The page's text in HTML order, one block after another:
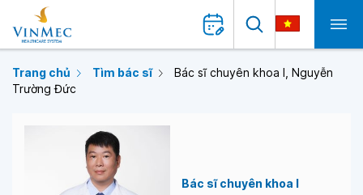
Trang chủ Tìm bác sĩ
Bác sĩ chuyên khoa I, Nguyễn
Trường Đức
Bác sĩ chuyên khoa I